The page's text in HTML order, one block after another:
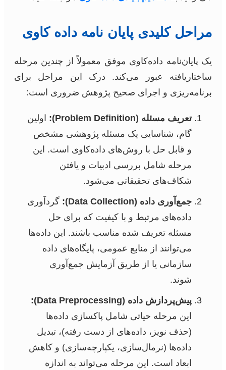
مراحل کلیدی پایان نامه داده کاوی
یک پایان‌نامه داده‌کاوی موفق معمولاً از چندین مرحله
ساختاریافته عبور می‌کند. درک این مراحل برای
برنامه‌ریزی و اجرای صحیح پژوهش ضروری است:
تعریف مسئله (Problem Definition):
اولین
گام، شناسایی یک مسئله پژوهشی مشخص
و قابل حل با روش‌های داده‌کاوی است. این
مرحله شامل بررسی ادبیات و یافتن
شکاف‌های تحقیقاتی می‌شود.
جمع‌آوری داده (Data Collection):
گردآوری
داده‌های مرتبط و با کیفیت که برای حل
مسئله تعریف شده مناسب باشند. این داده‌ها
می‌توانند از منابع عمومی، پایگاه‌های داده
سازمانی یا از طریق آزمایش جمع‌آوری
شوند.
پیش‌پردازش داده (Data Preprocessing):
این مرحله حیاتی شامل پاکسازی داده‌ها
(حذف نویز، داده‌های از دست رفته)، تبدیل
داده‌ها (نرمال‌سازی، یکپارچه‌سازی) و کاهش
ابعاد است. این مرحله می‌تواند به اندازه